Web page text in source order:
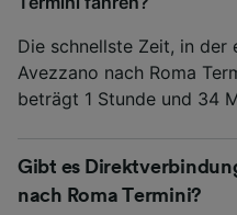
Die schnellste Zeit, in der
Avezzano nach Roma
beträgt 1 Stunde und 34
Gibt es
nach Roma Termini?